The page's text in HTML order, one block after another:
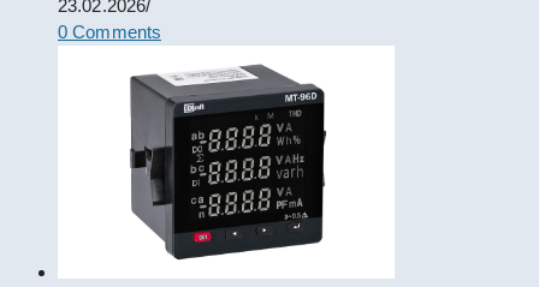
23.02.2026/
0 Comments